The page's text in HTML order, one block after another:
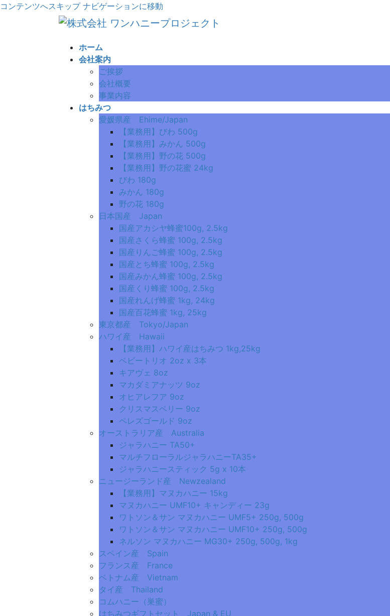
コンテンツへスキップ ナビゲーションに移動
ホーム
会社案内
ご挨拶
会社概要
事業内容
はちみつ
愛媛県産 Ehime/Japan
【業務用】びわ 500g
【業務用】みかん 500g
【業務用】野の花 500g
【業務用】野の花蜜 24kg
びわ 180g
みかん 180g
野の花 180g
日本国産 Japan
国産アカシヤ蜂蜜100g, 2.5kg
国産さくら蜂蜜 100g, 2.5kg
国産りんご蜂蜜 100g, 2.5kg
国産とち蜂蜜 100g, 2.5kg
国産みかん蜂蜜 100g, 2.5kg
国産くり蜂蜜 100g, 2.5kg
国産れんげ蜂蜜 1kg, 24kg
国産百花蜂蜜 1kg, 25kg
東京都産 Tokyo/Japan
ハワイ産 Hawaii
【業務用】ハワイ産はちみつ 1kg,25kg
ベビートリオ 2oz x 3本
キアヴェ 8oz
マカダミアナッツ 9oz
オヒアレフア 9oz
クリスマスベリー 9oz
ペレズゴールド 9oz
オーストラリア産 Australia
ジャラハニー TA50+
マルチフローラルジャラハニーTA35+
ジャラハニースティック 5g x 10本
ニュージーランド産 Newzealand
【業務用】マヌカハニー 15kg
マヌカハニー UMF10+ キャンディー 23g
ワトソン＆サン マヌカハニー UMF5+ 250g, 500g
ワトソン＆サン マヌカハニー UMF10+ 250g, 500g
ネルソン マヌカハニー MG30+ 250g, 500g, 1kg
スペイン産 Spain
フランス産 France
ベトナム産 Vietnam
タイ産 Thailand
コムハニー（巣蜜）
はちみつギフトセット Japan & EU